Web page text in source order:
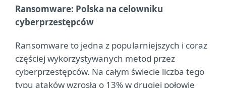
Ransomware: Polska na celowniku
cyberprzestępców
Ransomware to jedna z popularniejszych i coraz
częściej wykorzystywanych metod przez
cyberprzestępców. Na całym świecie liczba tego
typu ataków wzrosła o 13% w drugiej połowie